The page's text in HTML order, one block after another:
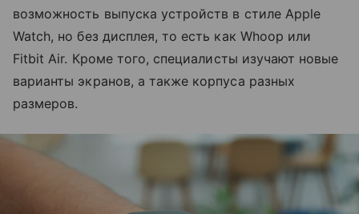
возможность выпуска устройств в стиле Apple
Watch, но без дисплея, то есть как Whoop или
Fitbit Air. Кроме того, специалисты изучают новые
варианты экранов, а также корпуса разных
размеров.